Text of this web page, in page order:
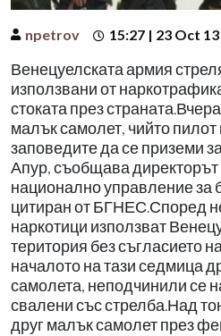
npetrov 15:27 | 23 Oct 13
Венецуелската армия
използвани от
стоката през
малък самолет, чийто
заповедите да се приземи
Апур, съобщава
национално управление за
цитиран от БГНЕС.Според
наркотици използват
територия без съгласието
началото на тази седмица
самолета, неподчинили се
свалени със стрелба.Над
друг малък самолет през